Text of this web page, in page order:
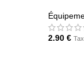
2.90 €